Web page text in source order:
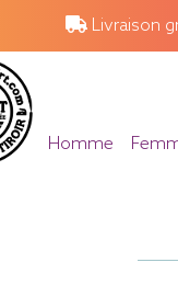
Livraison
Homme